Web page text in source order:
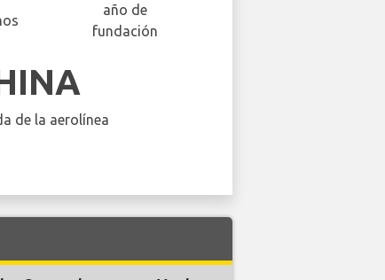
año de
fundación
de la aerolínea